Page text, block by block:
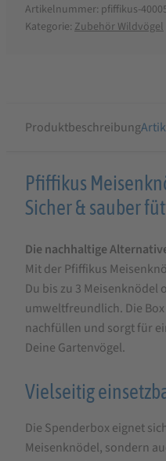
Artikelnummer: pfiffikus-
Kategorie: Zubehör Wildvögel
Produktbeschreibung
für
Meisenknödel
Spenderbox
1
Stück
Pfiffikus
Sicher & sauber
Die nachhaltige
Mit der Pfiffikus
Du bis zu 3 Meisenknödel
umweltfreundlich. Die
nachfüllen und sorgt für
Deine Gartenvögel.
Vielseitig
Die Spenderbox eignet
Meisenknödel, sondern